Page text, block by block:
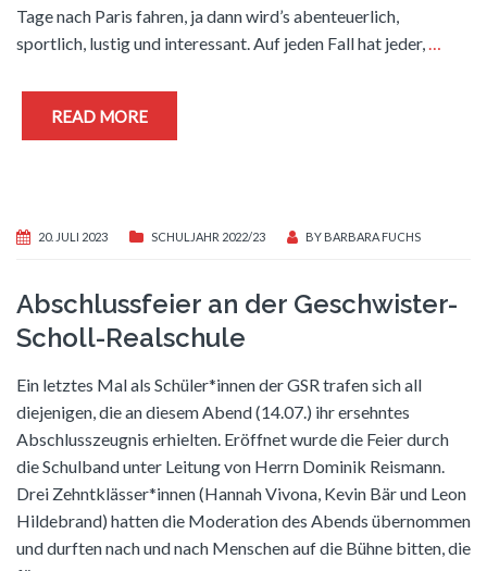
Tage nach Paris fahren, ja dann wird’s abenteuerlich,
sportlich, lustig und interessant. Auf jeden Fall hat jeder,…
READ MORE
20. JULI 2023 SCHULJAHR 2022/23 BY BARBARA FUCHS
Abschlussfeier an der Geschwister-
Scholl-Realschule
Ein letztes Mal als Schüler*innen der GSR trafen sich all
diejenigen, die an diesem Abend (14.07.) ihr ersehntes
Abschlusszeugnis erhielten. Eröffnet wurde die Feier durch
die Schulband unter Leitung von Herrn Dominik Reismann.
Drei Zehntklässer*innen (Hannah Vivona, Kevin Bär und Leon
Hildebrand) hatten die Moderation des Abends übernommen
und durften nach und nach Menschen auf die Bühne bitten, die